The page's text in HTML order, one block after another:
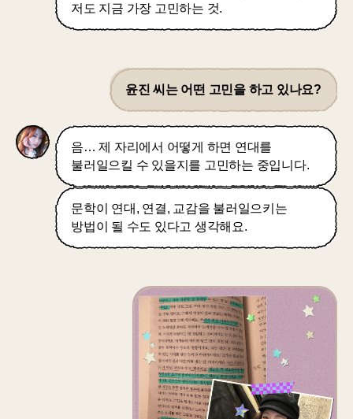
저도 지금 가장 고민하는 것.
윤진 씨는 어떤 고민을 하고 있나요?
음… 제 자리에서 어떻게 하면 연대를
불러일으킬 수 있을지를 고민하는 중입니다.
문학이 연대, 연결, 교감을 불러일으키는
방법이 될 수도 있다고 생각해요.